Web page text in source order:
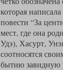
которая
повести “За
мест, где она
Удэ), Хасурт,
соотносятся
бытию завидную